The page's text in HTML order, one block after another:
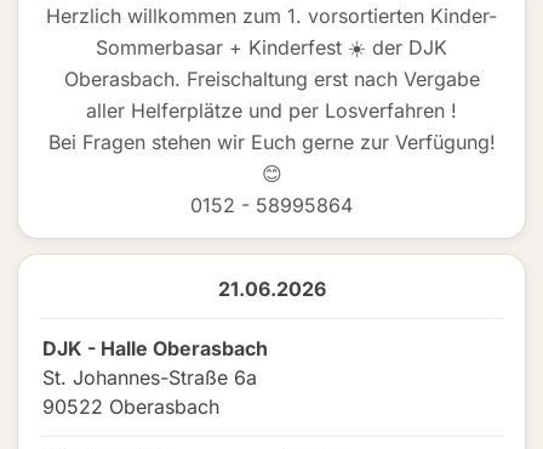
Herzlich willkommen zum 1. vorsortierten Kinder-
Sommerbasar + Kinderfest ☀️ der DJK
Oberasbach. Freischaltung erst nach Vergabe
aller Helferplätze und per Losverfahren !
Bei Fragen stehen wir Euch gerne zur Verfügung!
😊
0152 - 58995864
21.06.2026
DJK - Halle Oberasbach
St. Johannes-Straße 6a
90522 Oberasbach